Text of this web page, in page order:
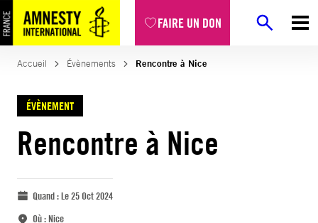
FAIRE UN DON
Accueil Évènements Rencontre à Nice
ÉVÈNEMENT
Rencontre à Nice
Quand :Le 25 Oct 2024
Où :Nice